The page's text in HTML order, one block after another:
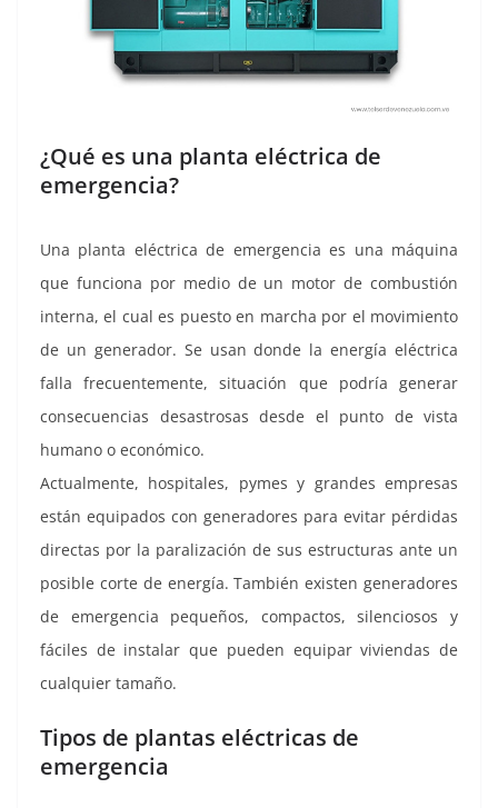
¿Qué es una planta eléctrica de
emergencia?
Una planta eléctrica de emergencia es una máquina
que funciona por medio de un motor de combustión
interna, el cual es puesto en marcha por el movimiento
de un generador. Se usan donde la energía eléctrica
falla frecuentemente, situación que podría generar
consecuencias desastrosas desde el punto de vista
humano o económico.
Actualmente, hospitales, pymes y grandes empresas
están equipados con generadores para evitar pérdidas
directas por la paralización de sus estructuras ante un
posible corte de energía. También existen generadores
de emergencia pequeños, compactos, silenciosos y
fáciles de instalar que pueden equipar viviendas de
cualquier tamaño.
Tipos de plantas eléctricas de
emergencia